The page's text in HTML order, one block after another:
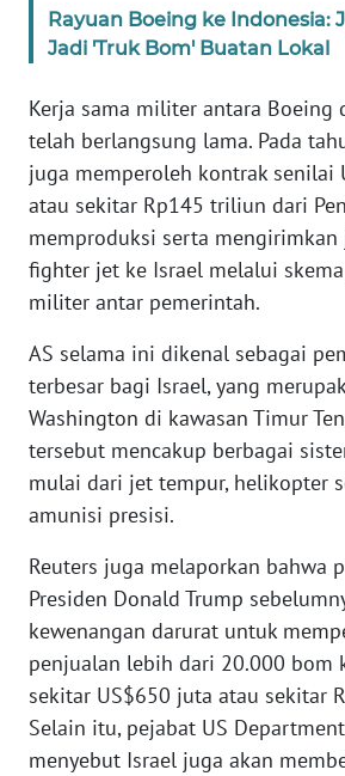
Rayuan Boeing ke Indonesia:
Jadi 'Truk Bom' Buatan Lokal
Kerja sama militer antara Boeing
telah berlangsung lama. Pada
juga memperoleh kontrak senilai
atau sekitar Rp145 triliun dari
memproduksi serta
fighter jet ke Israel melalui
militer antar pemerintah.
AS selama ini dikenal sebagai
terbesar bagi Israel, yang
Washington di kawasan Timur
tersebut mencakup berbagai
mulai dari jet tempur, helikopter
amunisi presisi.
Reuters juga melaporkan bahwa
Presiden Donald Trump
kewenangan darurat untuk
penjualan lebih dari 20.000 bom
sekitar US$650 juta atau sekitar
Selain itu, pejabat US
menyebut Israel juga akan
BANTEN
NTT
KEPRI
WN
PAPUA
PAPUA
BARAT
WN
RIAU
SERAMBI
WN
JAMBI
WN
SULTRA